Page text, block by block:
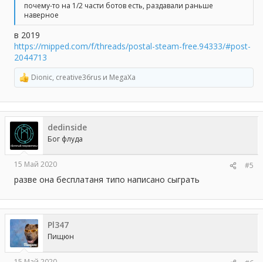
почему-то на 1/2 части ботов есть, раздавали раньше
наверное
в 2019
https://mipped.com/f/threads/postal-steam-free.94333/#post-
2044713
Р
е
а
к
ц
и
и
:
Dionic, creative36rus и MegaXa
dedinside
Бог флуда
15 Май 2020 #5
разве она бесплатаня типо написано сыграть
Pl347
Пищюн